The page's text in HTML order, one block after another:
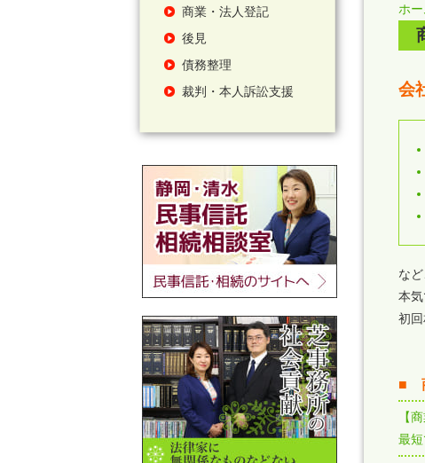
ホ
会
な
本
初回
■
【
最短
商業・法人登記
後見
債務整理
裁判・本人訴訟支援